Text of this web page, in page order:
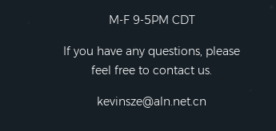
M-F 9-5PM CDT
If you have any questions, please
feel free to contact us.
kevinsze@aln.net.cn